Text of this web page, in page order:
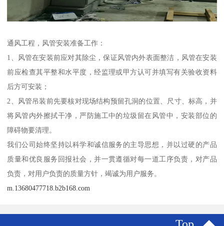
通风工程，风管安装准备工作：
1、风管在安装前应对其除尘，保证风管内外表面整洁，风管在安装
前应检查其平整和水平度，经监理或甲方认可并填写有关验收资料
后方可安装；
2、风管吊装前先要核对现场结构预留孔洞的位置、尺寸、标高，并
将风管内外擦拭干净，严防施工中的垃圾留在风管中，安装部位的
障碍物要清理。
我们公司始终坚持以科学和诚信服务的主导思想，并以过硬的产品
质量和优良服务回报社会，并一贯遵循对每一道工序负责，对产品
负责，对用户负责的质量方针，竭诚为用户服务。
m.13680477718.b2b168.com